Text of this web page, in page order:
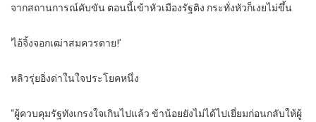
จากสถานการณ์คับขัน ตอนนี้เข้าหัวเมืองรัฐติง กระทั่งหัวก็เงยไม่ขึ้น
‘ไอ้จิ้งจอกเฒ่าสมควรตาย!’
หลิวรุ่ยอิ่งด่าในใจประโยคหนึ่ง
“ผู้ควบคุมรัฐทังเกรงใจเกินไปแล้ว ข้าน้อยยังไม่ได้ไปเยี่ยมก่อนกลับให้ผู้